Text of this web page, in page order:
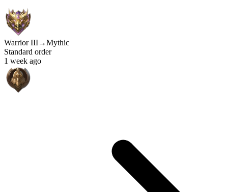
Warrior III→Mythic
Standard order
1 week ago